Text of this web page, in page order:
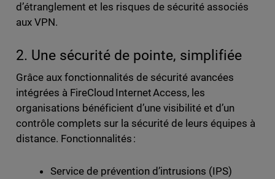
d’étranglement et les risques de sécurité associés
aux VPN.
2. Une sécurité de pointe, simplifiée
Grâce aux fonctionnalités de sécurité avancées
intégrées à FireCloud Internet Access, les
organisations bénéficient d’une visibilité et d’un
contrôle complets sur la sécurité de leurs équipes à
distance. Fonctionnalités :
Service de prévention d’intrusions (IPS)